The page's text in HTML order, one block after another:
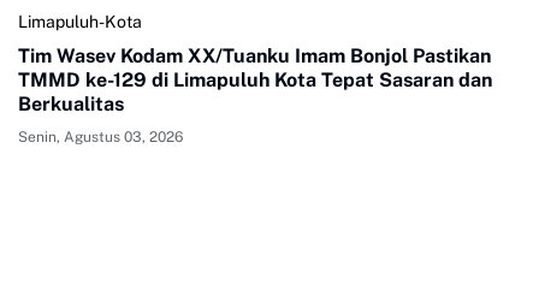
Limapuluh-Kota
Tim Wasev Kodam XX/Tuanku Imam Bonjol Pastikan
TMMD ke-129 di Limapuluh Kota Tepat Sasaran dan
Berkualitas
Senin, Agustus 03, 2026